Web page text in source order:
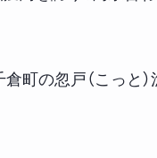
町の忽戸（こっと